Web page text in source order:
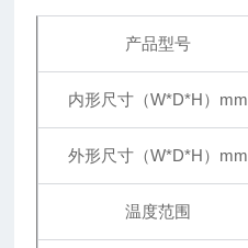
产品型号
内形尺寸（W*D*H）mm
外形尺寸（W*D*H）mm
温度范围